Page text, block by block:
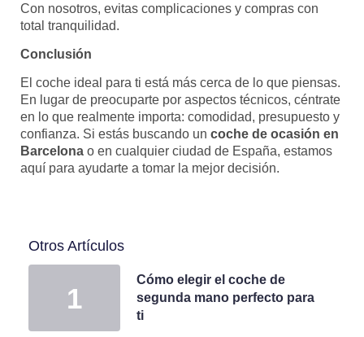
Con nosotros, evitas complicaciones y compras con
total tranquilidad.
Conclusión
El coche ideal para ti está más cerca de lo que piensas.
En lugar de preocuparte por aspectos técnicos, céntrate
en lo que realmente importa: comodidad, presupuesto y
confianza. Si estás buscando un coche de ocasión en
Barcelona o en cualquier ciudad de España, estamos
aquí para ayudarte a tomar la mejor decisión.
Otros Artículos
Cómo elegir el coche de
segunda mano perfecto para
ti